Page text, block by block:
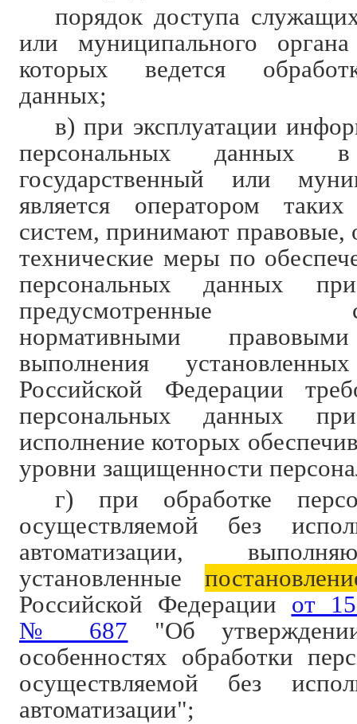
порядок доступа
или муниципального
которых ведется
данных;
в) при эксплуатации
персональных данных
государственный или
является оператором
систем, принимают правовые,
технические меры по
персональных данных
предусмотренные
нормативными
выполнения
Российской Федерации
персональных данных
исполнение которых
уровни защищенности
г) при обработке
осуществляемой без
автоматизации,
установленные
Российской Федерации от
№ 687 "Об
особенностях обработки
осуществляемой без
автоматизации";